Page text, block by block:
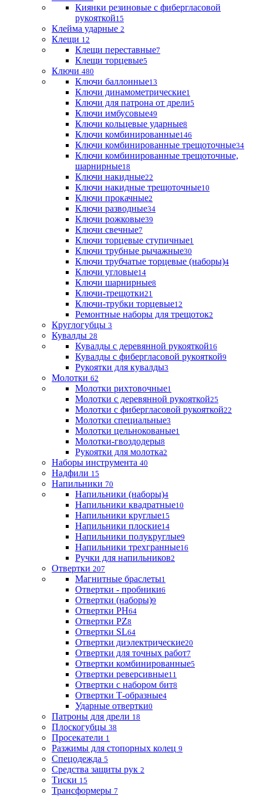
Киянки резиновые с фибергласовой
рукояткой15
Клейма ударные 2
Клещи 12
Клещи переставные7
Клещи торцевые5
Ключи 480
Ключи баллонные13
Ключи динамометрические1
Ключи для патрона от дрели5
Ключи имбусовые49
Ключи кольцевые ударные8
Ключи комбинированные146
Ключи комбинированные трещоточные34
Ключи комбинированные трещоточные,
шарнирные18
Ключи накидные22
Ключи накидные трещоточные10
Ключи прокачные2
Ключи разводные34
Ключи рожковые39
Ключи свечные7
Ключи торцевые ступичные1
Ключи трубные рычажные30
Ключи трубчатые торцевые (наборы)4
Ключи угловые14
Ключи шарнирные8
Ключи-трещотки21
Ключи-трубки торцевые12
Ремонтные наборы для трещоток2
Круглогубцы 3
Кувалды 28
Кувалды с деревянной рукояткой16
Кувалды с фибергласовой рукояткой9
Рукоятки для кувалды3
Молотки 62
Молотки рихтовочные1
Молотки с деревянной рукояткой25
Молотки с фибергласовой рукояткой22
Молотки специальные3
Молотки цельнокованые1
Молотки-гвоздодеры8
Рукоятки для молотка2
Наборы инструмента 40
Надфили 15
Напильники 70
Напильники (наборы)4
Напильники квадратные10
Напильники круглые15
Напильники плоские14
Напильники полукруглые9
Напильники трехгранные16
Ручки для напильников2
Отвертки 207
Магнитные браслеты1
Отвертки - пробники6
Отвертки (наборы)9
Отвертки PH64
Отвертки PZ8
Отвертки SL64
Отвертки диэлектрические20
Отвертки для точных работ7
Отвертки комбинированные5
Отвертки реверсивные11
Отвертки с набором бит8
Отвертки Т-образные4
Ударные отвертки0
Патроны для дрели 18
Плоскогубцы 38
Просекатели 1
Разжимы для стопорных колец 9
Спецодежда 5
Средства защиты рук 2
Тиски 15
Трансформеры 7